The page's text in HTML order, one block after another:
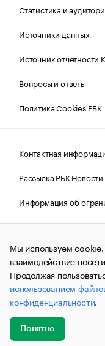
Статистика и
Источники данных
Источник отчетности
Вопросы и ответы
Политика Cookies РБК
Контактная
Рассылка РБК Новости
Информация об
Правовая информация
© АО
и материалы
(зарегистрировано
связи,
коммуникаций
№ФС77-63848)
публикации могут
не предназначенную
до 18 лет.
Мы используем cookie.
взаимодействие
Продолжая
использованием
конфиденциальности.
Понятно